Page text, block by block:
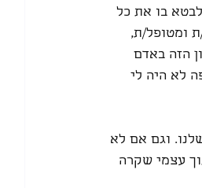
בו את כל
ומטופל/ת,
הזה באדם
לא היה לי
וגם אם לא
עצמי שקרה